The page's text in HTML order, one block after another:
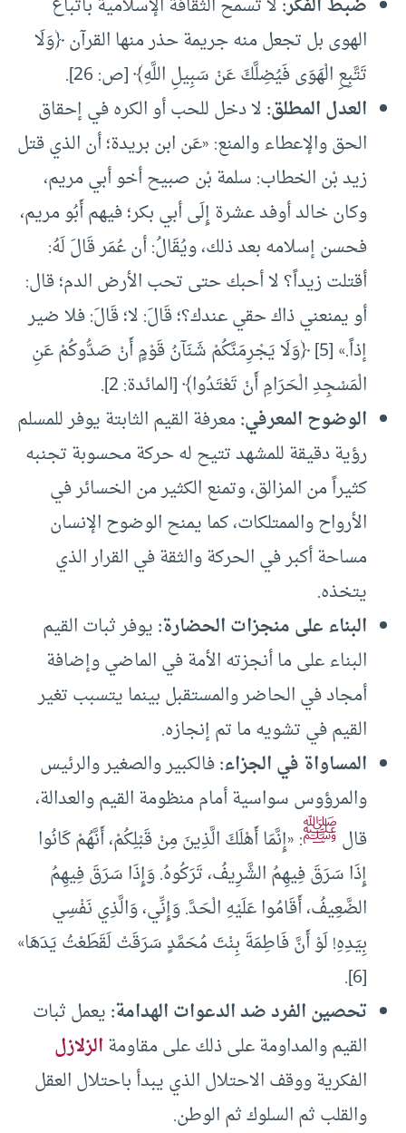
الهوى بل تجعل منه جريمة حذر منها القرآن ﴿وَلَا
تَتَّبِعِ الْهَوَى فَيُضِلَّكَ عَنْ سَبِيلِ اللَّهِ﴾ [ص: 26].
العدل المطلق:لا دخل للحب أو الكره في إحقاق
الحق والإعطاء والمنع: «عَن ابن بريدة؛ أن الذي قتل
زيد بْن الخطاب: سلمة بْن صبيح أخو أبي مريم،
وكان خالد أوفد عشرة إِلَى أبي بكر؛ فيهم أَبُو مريم،
فحسن إسلامه بعد ذلك، ويُقَالُ: أن عُمَر قَالَ لَهُ:
أقتلت زيداً؟ لا أحبك حتى ‌تحب ‌الأرض ‌الدم؛ قال:
أو يمنعني ذاك حقي عندك؟؛ قَالَ: لا؛ قَالَ: فلا ضير
إذاً.» [5] ﴿وَلَا يَجْرِمَنَّكُمْ شَنَآنُ قَوْمٍ أَنْ صَدُّوكُمْ عَنِ
الْمَسْجِدِ الْحَرَامِ أَنْ تَعْتَدُوا﴾ [المائدة: 2].
الوضوح المعرفي:معرفة القيم الثابتة يوفر للمسلم
رؤية دقيقة للمشهد تتيح له حركة محسوبة تجنبه
كثيراً من المزالق، وتمنع الكثير من الخسائر في
الأرواح والممتلكات، كما يمنح الوضوح الإنسان
مساحة أكبر في الحركة والثقة في القرار الذي
يتخذه.
البناء على منجزات الحضارة:يوفر ثبات القيم
البناء على ما أنجزته الأمة في الماضي وإضافة
أمجاد في الحاضر والمستقبل بينما يتسبب تغير
القيم في تشويه ما تم إنجازه.
المساواة في الجزاء:فالكبير والصغير والرئيس
والمرؤوس سواسية أمام منظومة القيم والعدالة،
قالﷺ: «إِنَّمَا أَهْلَكَ الَّذِينَ مِنْ قَبْلِكُمْ، أَنَّهُمْ كَانُوا
إِذَا سَرَقَ فِيهِمُ الشَّرِيفُ، تَرَكُوهُ. وَإِذَا سَرَقَ فِيهِمُ
الضَّعِيفُ، أَقَامُوا عَلَيْهِ الْحَدَّ. وَإِنِّي، وَالَّذِي نَفْسِي
بِيَدِهِ! لَوْ أَنَّ فَاطِمَةَ بِنْتَ ‌مُحَمَّدٍ ‌سَرَقَتْ لَقَطَعْتُ يَدَهَا»
[6].
تحصين الفرد ضد الدعوات الهدامة:يعمل ثبات
القيم والمداومة على ذلك على مقاومةالزلازل
الفكرية ووقف الاحتلال الذي يبدأ باحتلال العقل
والقلب ثم السلوك ثم الوطن.